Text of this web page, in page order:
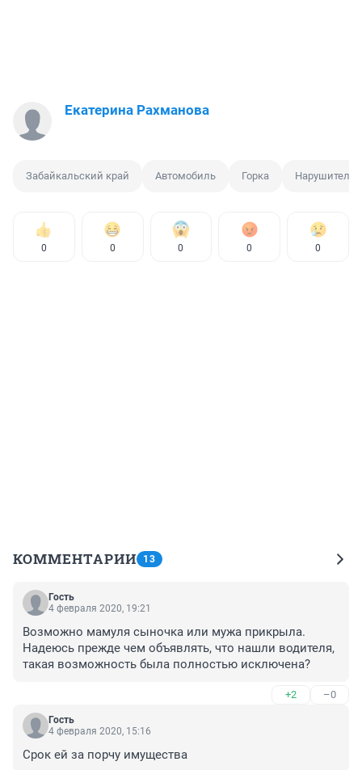
Екатерина Рахманова
Забайкальский край Автомобиль Горка Нарушитель
0 0 0 0 0
КОММЕНТАРИИ 13
Гость
4 февраля 2020, 19:21
Возможно мамуля сыночка или мужа прикрыла.
Надеюсь прежде чем объявлять, что нашли водителя,
такая возможность была полностью исключена?
+2 –0
Гость
4 февраля 2020, 15:16
Срок ей за порчу имущества